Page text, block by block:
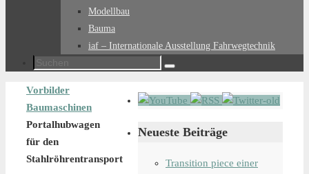
Modellbau
Bauma
iaf – Internationale Ausstellung Fahrwegtechnik
Suchen
Suchen
Start
Vorbilder
Baumaschinen
Portalhubwagen
für den
Stahlröhrentransport
Neueste Beiträge
Transition piece einer